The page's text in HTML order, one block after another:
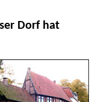
Dorf hat